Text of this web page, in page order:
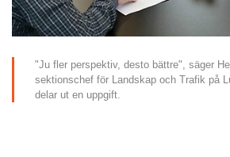
"Ju fler perspektiv, desto bättre", säger
sektionschef för Landskap och Trafik på
delar ut en uppgift.